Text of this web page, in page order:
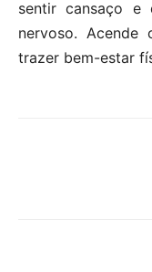
sentir cansaço e
nervoso.
trazer bem-estar